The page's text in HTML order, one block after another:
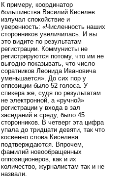
К примеру, координатор
большинства Василий Киселев
излучал спокойствие и
уверенность: «Численность наших
сторонников увеличилась. И вы
это видите по результатам
регистрации. Коммунисты не
регистрируются потому, что им не
выгодно показывать, что число
соратников Леонида Ивановича
уменьшается». До сих пор у
оппозиции было 52 голоса. У
спикера же, судя по результатам
не электронной, а «ручной»
регистрации у входа в зал
заседаний в среду, было 45
сторонников. В четверг эта цифра
упала до тридцати девяти, так что
косвенно слова Киселева
подтверждаются. Впрочем,
фамилий новообращенных
оппозиционеров, как и их
количество, журналистам так и не
назвали.